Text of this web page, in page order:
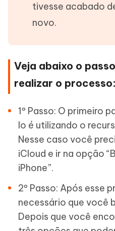
tivesse acabado
novo.
Veja abaixo o
realizar o processo:
1º Passo: O primeiro
lo é utilizando o
Nesse caso você
iCloud e ir na opção
iPhone”.
2º Passo: Após esse
necessário que você
Depois que você